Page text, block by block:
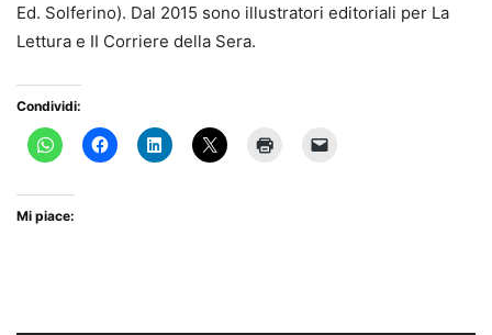
Ed. Solferino). Dal 2015 sono illustratori editoriali per La
Lettura e II Corriere della Sera.
Condividi:
Mi piace: